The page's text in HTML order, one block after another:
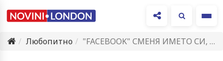
Любопитно
"FACEBOOK" СМЕНЯ ИМЕТО СИ, ЩЕ СЕ КАЗВА ВЕЧЕ "МЕТА"